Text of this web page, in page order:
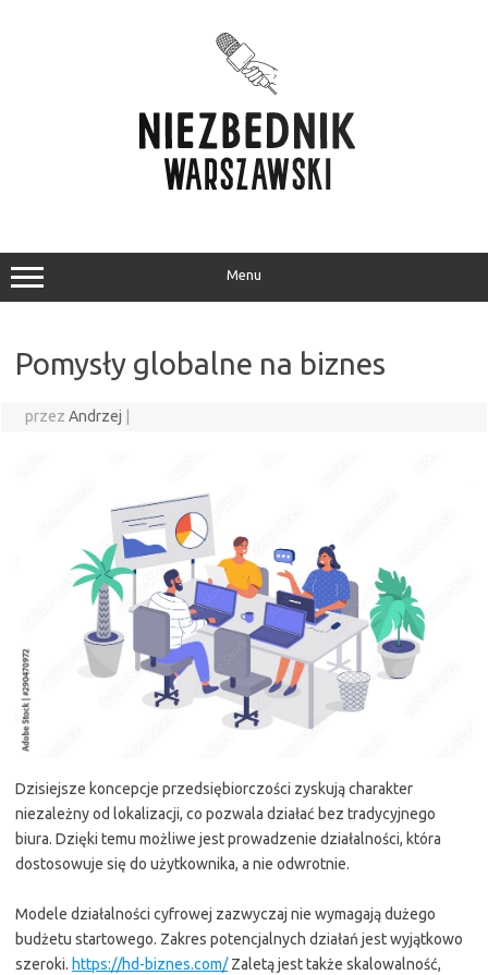
Menu
Pomysły globalne na biznes
przez Andrzej
Dzisiejsze koncepcje przedsiębiorczości zyskują charakter
niezależny od lokalizacji, co pozwala działać bez tradycyjnego
biura. Dzięki temu możliwe jest prowadzenie działalności, która
dostosowuje się do użytkownika, a nie odwrotnie.
Modele działalności cyfrowej zazwyczaj nie wymagają dużego
budżetu startowego. Zakres potencjalnych działań jest wyjątkowo
szeroki. https://hd-biznes.com/Zaletą jest także skalowalność,